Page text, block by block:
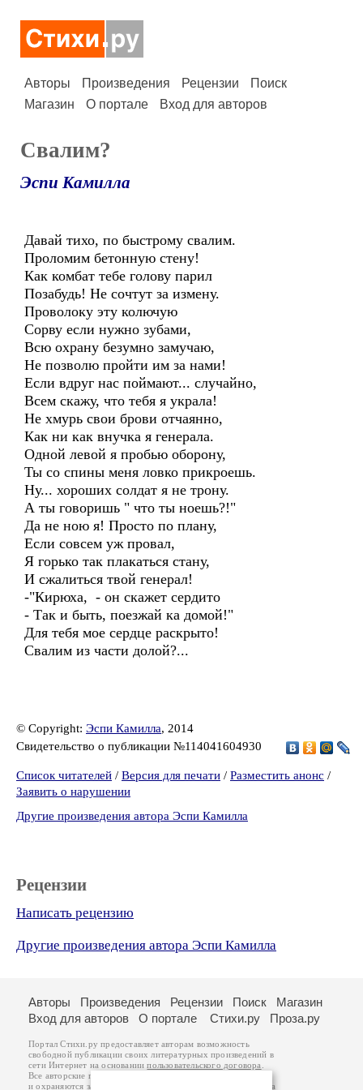
Авторы Произведения Рецензии
Поиск
Магазин
О портале Вход для авторов
Свалим?
Эспи Камилла
Давай тихо, по быстрому свалим.
Проломим бетонную стену!
Как комбат тебе голову парил
Позабудь! Не сочтут за измену.
Проволоку эту колючую
Сорву если нужно зубами,
Всю охрану безумно замучаю,
Не позволю пройти им за нами!
Если вдруг нас поймают... случайно,
Всем скажу, что тебя я украла!
Не хмурь свои брови отчаянно,
Как ни как внучка я генерала.
Одной левой я пробью оборону,
Ты со спины меня ловко прикроешь.
Ну... хороших солдат я не трону.
А ты говоришь " что ты ноешь?!"
Да не ною я! Просто по плану,
Если совсем уж провал,
Я горько так плакаться стану,
И сжалиться твой генерал!
-"Кирюха, - он скажет сердито
- Так и быть, поезжай ка домой!"
Для тебя мое сердце раскрыто!
Свалим из части долой?...
© Copyright: Эспи Камилла, 2014
Свидетельство о публикации №114041604930
Список читателей / Версия для печати / Разместить анонс /
Заявить о нарушении
Другие произведения автора Эспи Камилла
Рецензии
Написать рецензию
Другие произведения автора Эспи Камилла
Авторы Произведения Рецензии Поиск
Магазин
Вход для авторов
О портале Стихи.ру Проза.ру
Портал Стихи.ру предоставляет авторам возможность
свободной публикации своих литературных произведений в
сети Интернет на основаниипользовательского договора
Все авторские права на произведения принадлежат авторам
и охраняются законом . Перепечатка произведений возможна